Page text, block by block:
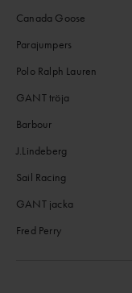
Canada Goose
Parajumpers
Polo Ralph Lauren
GANT tröja
Barbour
J.Lindeberg
Sail Racing
GANT jacka
Fred Perry